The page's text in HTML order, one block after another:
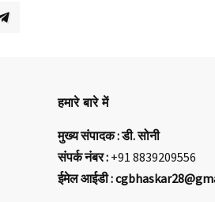
हमारे बारे में
मुख्य संपादक : डी. सोनी
संपर्क नंबर : +91 8839209556
ईमेल आईडी :